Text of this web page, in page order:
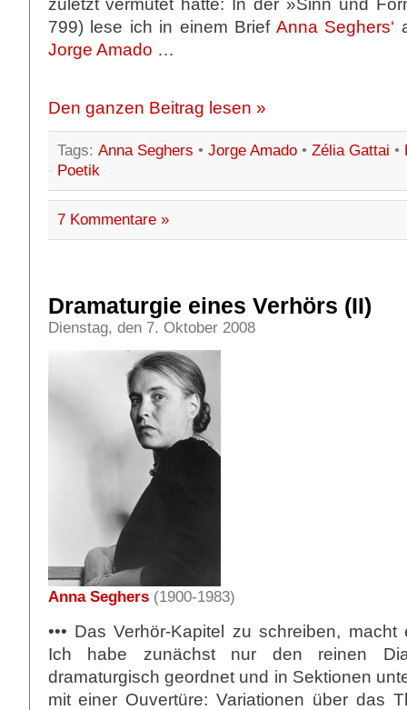
zuletzt vermutet hätte: In der »Sinn und
799) lese ich in einem Brief Anna Seghers‘
Jorge Amado …
Den ganzen Beitrag lesen »
Tags: Anna Seghers • Jorge Amado• Zélia Gattai •
Poetik
7 Kommentare »
Dramaturgie eines Verhörs (II)
Dienstag, den 7. Oktober 2008
Anna Seghers(1900-1983)
••• Das Verhör-Kapitel zu schreiben,
Ich habe zunächst nur den reinen
dramaturgisch geordnet und in Sektionen
mit einer Ouvertüre: Variationen über das